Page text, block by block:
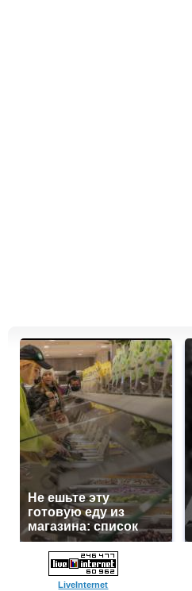
Не ешьте эту
готовую еду из
магазина: список
LiveInternet